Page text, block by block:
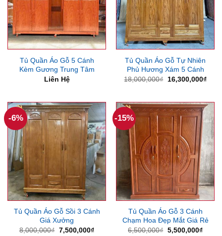
Tủ Quần Áo Gỗ 5 Cánh
Kèm Gương Trung Tâm
Liên Hệ
Tủ Quần Áo Gỗ Tự Nhiên
Phủ Hương Xám 5 Cánh
18,000,000₫
Giá
gốc
16,300,000₫Giá
-6%
Tủ Quần Áo Gỗ Sồi 3 Cánh
Giá Xưởng
8,000,000₫ Giá
7,500,000₫Giá
-15%
Tủ Quần Áo Gỗ 3 Cánh
Chạm Hoa Đẹp Mắt Giá Rẻ
6,500,000₫ Giá
5,500,000₫Giá